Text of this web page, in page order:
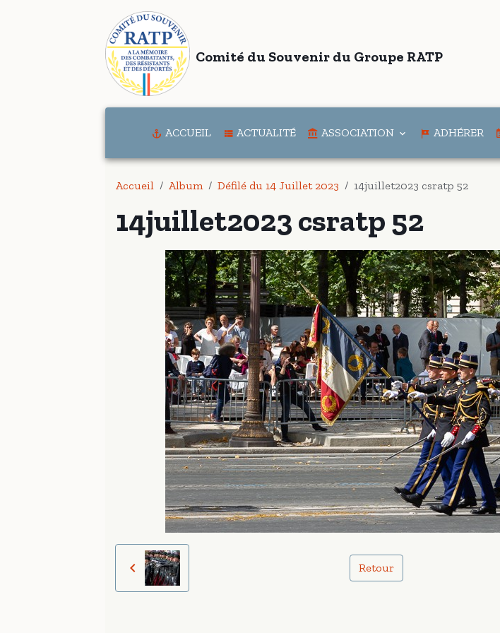
Comité du Souvenir du Groupe RATP
ACCUEIL ACTUALITÉ ASSOCIATION ADHÉRER
Accueil Album Défilé du 14 Juillet 2023 14juillet2023 csratp 52
14juillet2023 csratp 52
Retour